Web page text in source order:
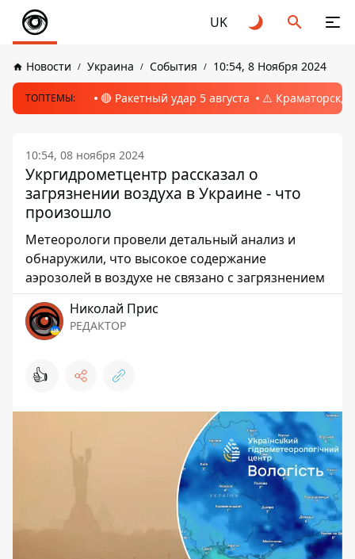
UK
Новости Украина События 10:54, 8 Ноября 2024
ТОПТЕМЫ: 🔴 Ракетный удар 5 августа ⚠️ Краматорск,
10:54, 08 ноября 2024
Укргидрометцентр рассказал о
загрязнении воздуха в Украине - что
произошло
Метеорологи провели детальный анализ и
обнаружили, что высокое содержание
аэрозолей в воздухе не связано с загрязнением
Николай Прис
РЕДАКТОР
👍